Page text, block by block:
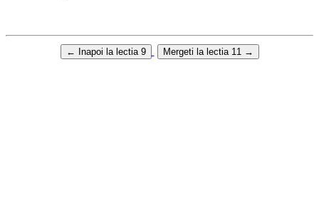
← Inapoi la lectia 9 Mergeti la lectia 11 →